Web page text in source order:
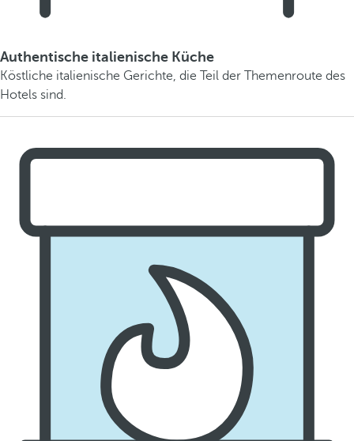
Authentische italienische Küche
Köstliche italienische Gerichte, die Teil der Themenroute des
Hotels sind.